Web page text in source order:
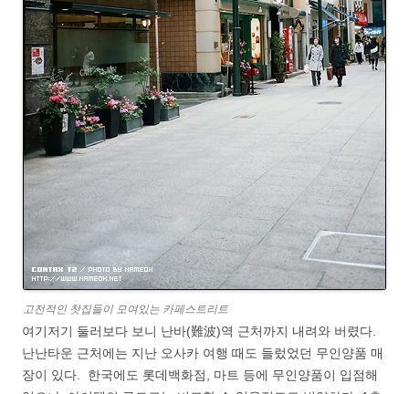
고전적인 찻집들이 모여있는 카페스트리트
여기저기 둘러보다 보니 난바(難波)역 근처까지 내려와 버렸다.
난난타운 근처에는 지난 오사카 여행 때도 들렀었던 무인양품 매
장이 있다. 한국에도 롯데백화점, 마트 등에 무인양품이 입점해